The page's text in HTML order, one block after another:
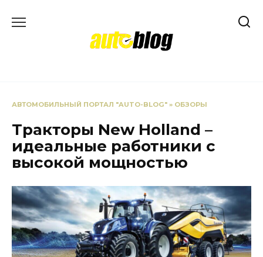
АВТОМОБИЛЬНЫЙ ПОРТАЛ "AUTO-BLOG" » ОБЗОРЫ
Тракторы New Holland –
идеальные работники с
высокой мощностью